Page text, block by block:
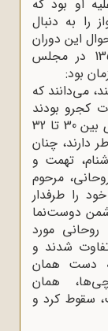
او بود که
را به دنبال
این دوران
طی سخنرانی هفتم بهمن ماه سال 1359 در مجلس
بود:
می‌دانند که
کجرو بودند
که جوی‌ ساختند، جو مسمومی‌ در سال‌های‌ بین 30 تا 32
چنان
تهمت و
مرحوم
را طرفدار
دوست‌نما
مورد
شدند و
دست همان
همان
سقوط کرد و